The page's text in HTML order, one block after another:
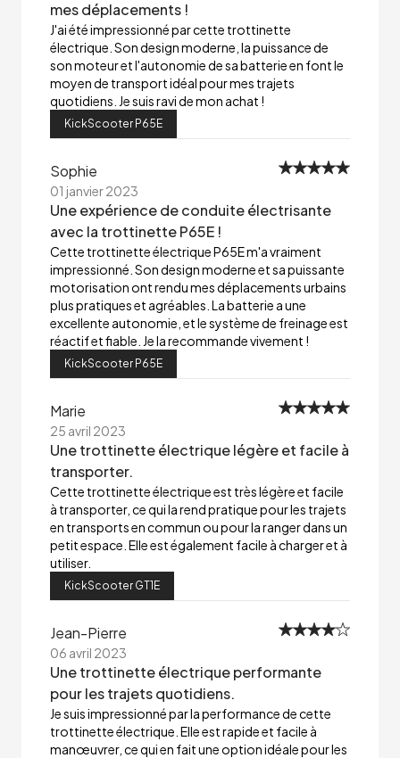
mes déplacements !
J'ai été impressionné par cette trottinette
électrique. Son design moderne, la puissance de
son moteur et l'autonomie de sa batterie en font le
moyen de transport idéal pour mes trajets
quotidiens. Je suis ravi de mon achat !
KickScooter P65E
Sophie
01 janvier 2023
Une expérience de conduite électrisante
avec la trottinette P65E !
Cette trottinette électrique P65E m'a vraiment
impressionné. Son design moderne et sa puissante
motorisation ont rendu mes déplacements urbains
plus pratiques et agréables. La batterie a une
excellente autonomie, et le système de freinage est
réactif et fiable. Je la recommande vivement !
KickScooter P65E
Marie
25 avril 2023
Une trottinette électrique légère et facile à
transporter.
Cette trottinette électrique est très légère et facile
à transporter, ce qui la rend pratique pour les trajets
en transports en commun ou pour la ranger dans un
petit espace. Elle est également facile à charger et à
utiliser.
KickScooter GT1E
Jean-Pierre
06 avril 2023
Une trottinette électrique performante
pour les trajets quotidiens.
Je suis impressionné par la performance de cette
trottinette électrique. Elle est rapide et facile à
manœuvrer, ce qui en fait une option idéale pour les